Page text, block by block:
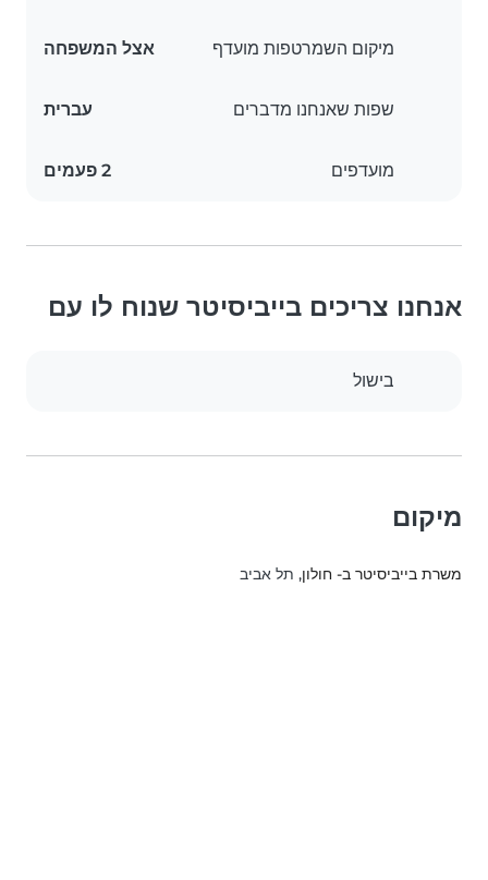
מיקום השמרטפות מועדף אצל המשפחה
שפות שאנחנו מדברים עברית
מועדפים 2 פעמים
אנחנו צריכים בייביסיטר שנוח לו עם
בישול
מיקום
משרת בייביסיטר ב- חולון, תל אביב